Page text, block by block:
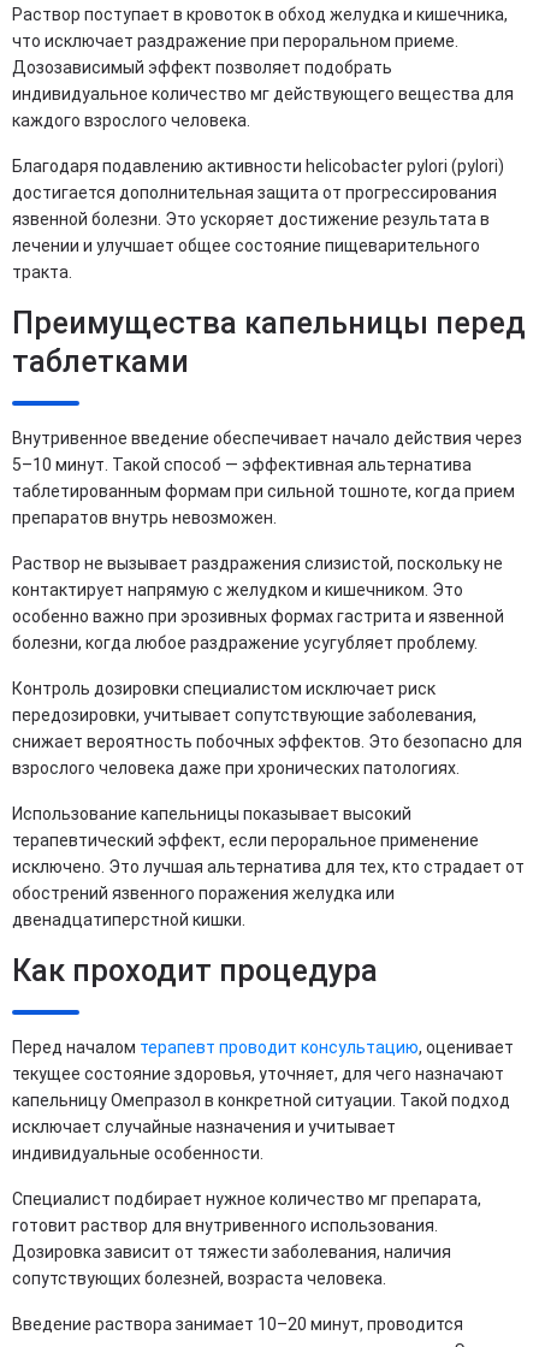
Раствор поступает в кровоток в обход желудка и кишечника,
что исключает раздражение при пероральном приеме.
Дозозависимый эффект позволяет подобрать
индивидуальное количество мг действующего вещества для
каждого взрослого человека.
Благодаря подавлению активности helicobacter pylori (pylori)
достигается дополнительная защита от прогрессирования
язвенной болезни. Это ускоряет достижение результата в
лечении и улучшает общее состояние пищеварительного
тракта.
Преимущества капельницы перед
таблетками
Внутривенное введение обеспечивает начало действия через
5–10 минут. Такой способ — эффективная альтернатива
таблетированным формам при сильной тошноте, когда прием
препаратов внутрь невозможен.
Раствор не вызывает раздражения слизистой, поскольку не
контактирует напрямую с желудком и кишечником. Это
особенно важно при эрозивных формах гастрита и язвенной
болезни, когда любое раздражение усугубляет проблему.
Контроль дозировки специалистом исключает риск
передозировки, учитывает сопутствующие заболевания,
снижает вероятность побочных эффектов. Это безопасно для
взрослого человека даже при хронических патологиях.
Использование капельницы показывает высокий
терапевтический эффект, если пероральное применение
исключено. Это лучшая альтернатива для тех, кто страдает от
обострений язвенного поражения желудка или
двенадцатиперстной кишки.
Как проходит процедура
Перед началом терапевт проводит консультацию, оценивает
текущее состояние здоровья, уточняет, для чего назначают
капельницу Омепразол в конкретной ситуации. Такой подход
исключает случайные назначения и учитывает
индивидуальные особенности.
Специалист подбирает нужное количество мг препарата,
готовит раствор для внутривенного использования.
Дозировка зависит от тяжести заболевания, наличия
сопутствующих болезней, возраста человека.
Введение раствора занимает 10–20 минут, проводится